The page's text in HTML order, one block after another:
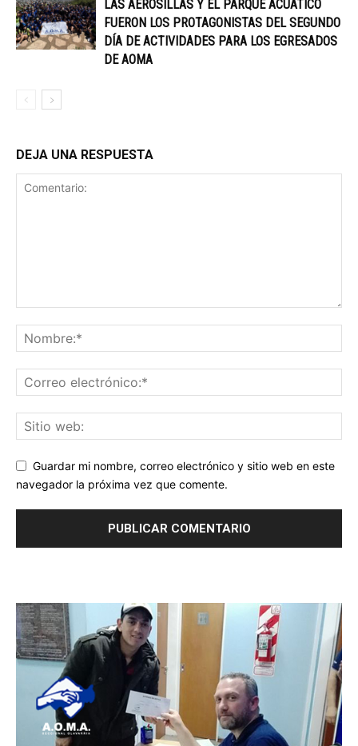
LAS AEROSILLAS Y EL PARQUE ACUÁTICO
FUERON LOS PROTAGONISTAS DEL SEGUNDO
DÍA DE ACTIVIDADES PARA LOS EGRESADOS
DE AOMA
DEJA UNA RESPUESTA
Guardar mi nombre, correo electrónico y sitio web en este
navegador la próxima vez que comente.